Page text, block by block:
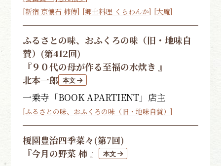
[新宿 京懐石 柿傳] [郷土料理 くらわんか] [大庵]
ふるさとの味、おふくろの味（旧・地味自
賛）(第412回)
『９０代の母が作る至福の水炊き 』
北本一郎
一乗寺「BOOK APARTIENT」店主
[ふるさとの味、おふくろの味（旧・地味自賛）]
榎園豊治四季菜々(第7回)
『今月の野菜 柿 』